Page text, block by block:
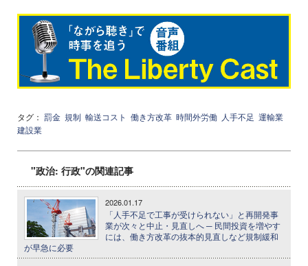
タグ： 罰金 規制 輸送コスト 働き方改革 時間外労働 人手不足 運輸業
建設業
"政治: 行政"の関連記事
2026.01.17
「人手不足で工事が受けられない」と再開発事
業が次々と中止・見直しへ ─ 民間投資を増やす
には、働き方改革の抜本的見直しなど規制緩和
が早急に必要